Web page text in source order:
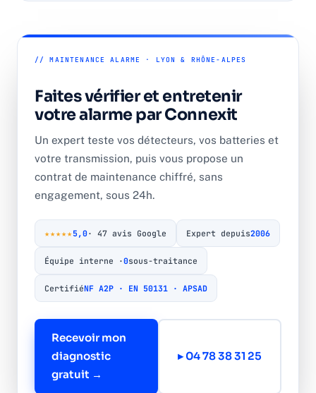
// MAINTENANCE ALARME · LYON & RHÔNE-ALPES
Faites vérifier et entretenir
votre alarme par Connexit
Un expert teste vos détecteurs, vos batteries et
votre transmission, puis vous propose un
contrat de maintenance chiffré, sans
engagement, sous 24h.
★★★★★5,0· 47 avis Google Expert depuis2006
Équipe interne ·0sous-traitance
CertifiéNF A2P · EN 50131 · APSAD
Recevoir mon
diagnostic
gratuit →
▸ 04 78 38 31 25